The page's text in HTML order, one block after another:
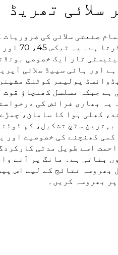
سلائی تھریڈ
صنعتی سلائی کی ضروریات
تار ایک خصوصی
اور ہائی سپیڈ سلائی
پولیمر کوٹنگ
ہے جبکہ مسلسل کھنچاؤ قوت
یہ بھاری فرائض کی
کھلی ہوا کا سامان،
سٹچ تشکیل، کم
کھنچنے کی خصوصیت اور
اسے طویل مدتی
بناتی ہے۔ مانگ پر آنے
بھروسہ نتائج کے لیے اس
بھروسہ کریں۔